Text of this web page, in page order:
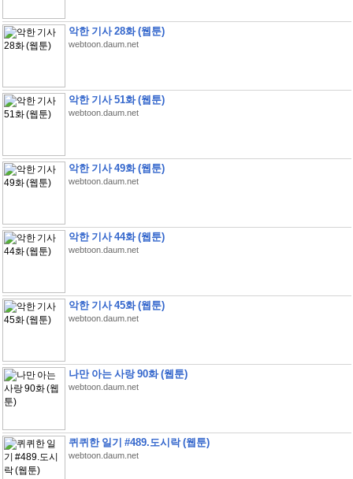
악한 기사 28화 (웹툰)
webtoon.daum.net
악한 기사 51화 (웹툰)
webtoon.daum.net
악한 기사 49화 (웹툰)
webtoon.daum.net
악한 기사 44화 (웹툰)
webtoon.daum.net
악한 기사 45화 (웹툰)
webtoon.daum.net
나만 아는 사랑 90화 (웹툰)
webtoon.daum.net
퀴퀴한 일기 #489.도시락 (웹툰)
webtoon.daum.net